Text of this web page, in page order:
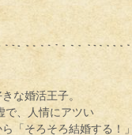
な婚活王子。
で、人情にアツい
「そろそろ結婚する！」